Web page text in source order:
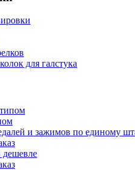
для галстука
и зажимов по единому
дешевле